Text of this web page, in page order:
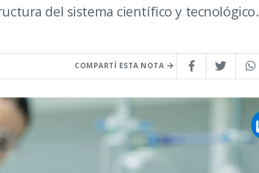
del sistema científico y tecnológico.
COMPARTÍ ESTA NOTA